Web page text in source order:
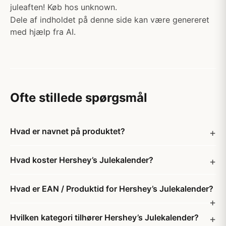
juleaften! Køb hos unknown.
Dele af indholdet på denne side kan være genereret
med hjælp fra AI.
Ofte stillede spørgsmål
Hvad er navnet på produktet?
Hvad koster Hershey’s Julekalender?
Hvad er EAN / Produktid for Hershey’s Julekalender?
Hvilken kategori tilhører Hershey’s Julekalender?